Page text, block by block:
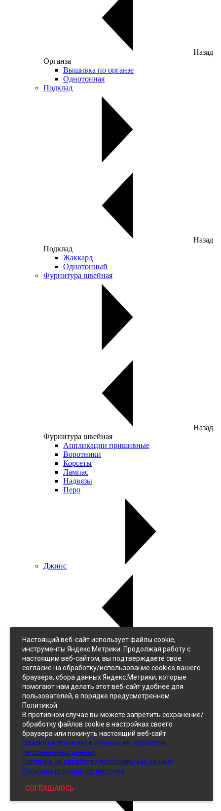
Назад
Органза
Вышивка по органзе
Однотонная
Подклад
Назад
Подклад
Жаккард
Однотонный
Фурнитура швейная
Назад
Фурнитура швейная
Аппликации пришивные
Воротники
Корсеты
Лампас
Надвязы
Перо
Джинс
Джинс
Однотонный
Принтованный
Кожзам
Настоящий веб-сайт использует файлы cookie,
инструменты Яндекс.Метрики. Продолжая работу с
настоящим веб-сайтом, вы подтверждаете свое
согласие на обработку/использование cookies вашего
браузера, сбора данных Яндекс.Метрики, которые
помогают нам делать этот веб-сайт удобнее для
пользователей, в порядке предусмотренном
Политикой.
В противном случае вы можете запретить сохранение/
обработку файлов cookie в настройках своего
браузера или покинуть настоящий веб-сайт.
Ссылка на политику в отношении обработки
персональных данных
Согласие на обработку персональных данных
Пользовательское соглашение
СОГЛАШАЮСЬ